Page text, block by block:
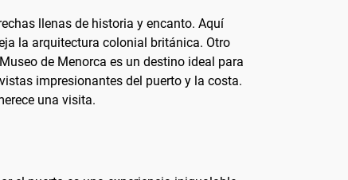
llenas de historia y encanto. Aquí
la arquitectura colonial británica. Otro
de Menorca es un destino ideal para
impresionantes del puerto y la costa.
una visita.